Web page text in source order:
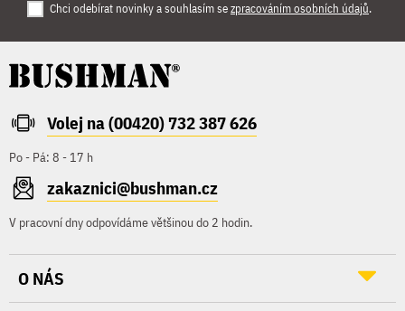
Chci odebírat novinky a souhlasím sezpracováním osobních údajů.
Volej na (00420) 732 387 626
Po - Pá: 8 - 17 h
zakaznici@bushman.cz
V pracovní dny odpovídáme většinou do 2 hodin.
O NÁS